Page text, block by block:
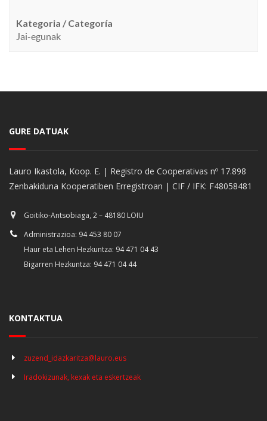
Kategoria / Categoría
Jai-egunak
GURE DATUAK
Lauro Ikastola, Koop. E. | Registro de Cooperativas nº 17.898
Zenbakiduna Kooperatiben Erregistroan | CIF / IFK: F48058481
Goitiko-Antsobiaga, 2 – 48180 LOIU
Administrazioa: 94 453 80 07
Haur eta Lehen Hezkuntza: 94 471 04 43
Bigarren Hezkuntza: 94 471 04 44
KONTAKTUA
zuzend_idazkaritza@lauro.eus
Iradokizunak, kexak eta eskertzeak